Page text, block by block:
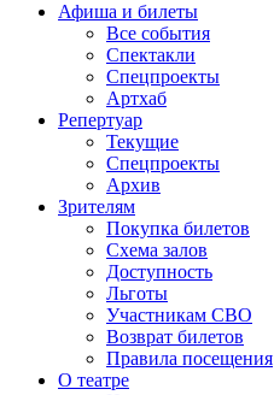
Афиша и билеты
Все события
Спектакли
Спецпроекты
Артхаб
Репертуар
Текущие
Спецпроекты
Архив
Зрителям
Покупка билетов
Схема залов
Доступность
Льготы
Участникам СВО
Возврат билетов
Правила посещения
О театре